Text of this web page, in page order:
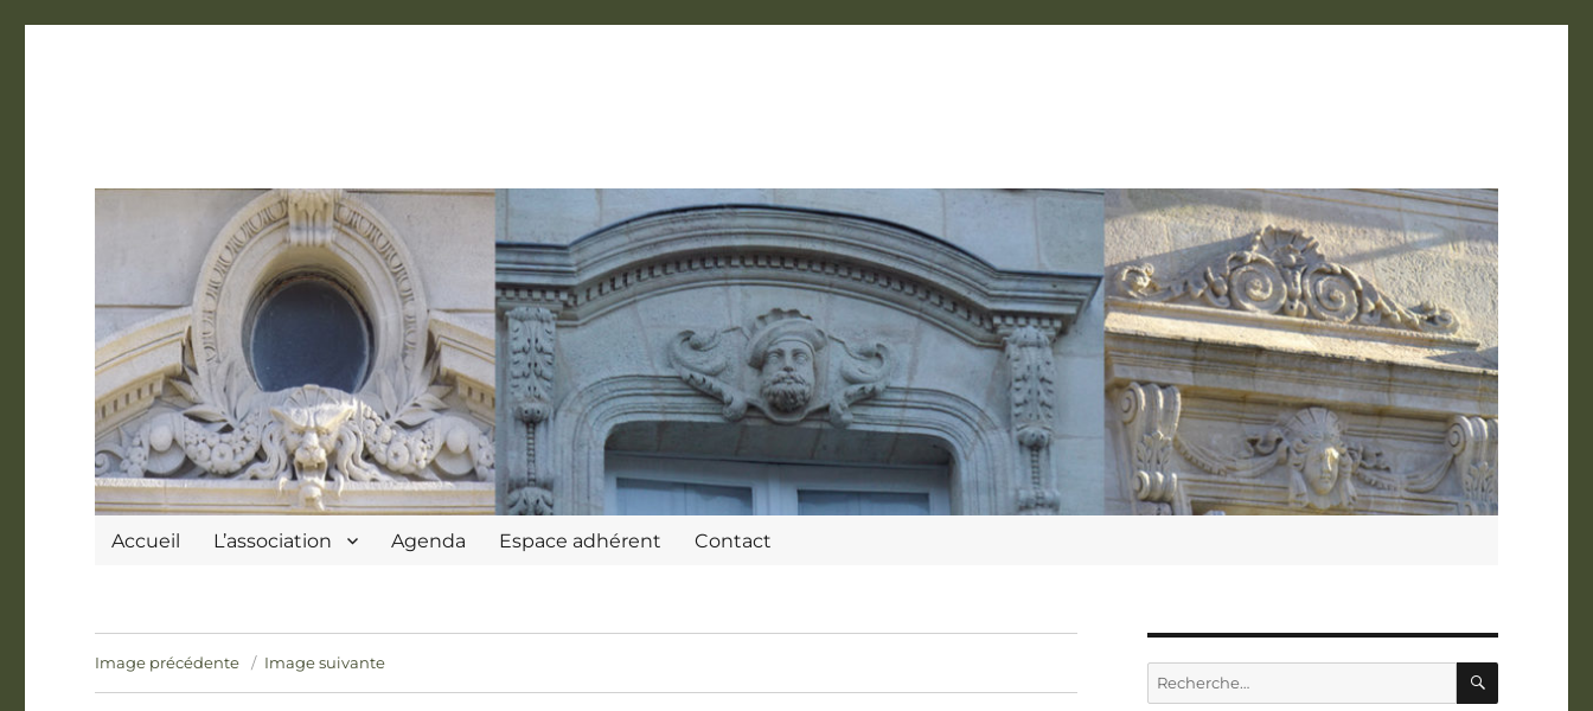
Accueil L’association Agenda Espace adhérent Contact
Image précédente Image suivante
Recherche
pour :